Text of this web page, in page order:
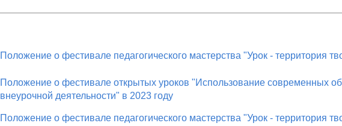
Положение о фестивале педагогического мастерства "Урок - территория
Положение о фестивале открытых уроков "Использование современных
внеурочной деятельности" в 2023 году
Положение о фестивале педагогического мастерства "Урок - территория